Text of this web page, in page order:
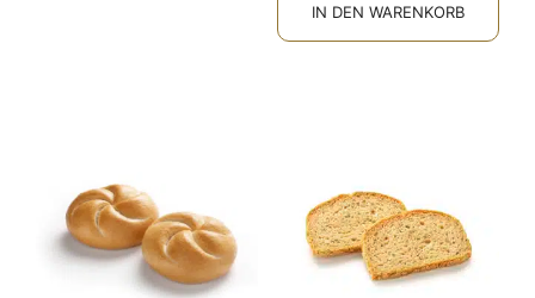
IN DEN WARENKORB